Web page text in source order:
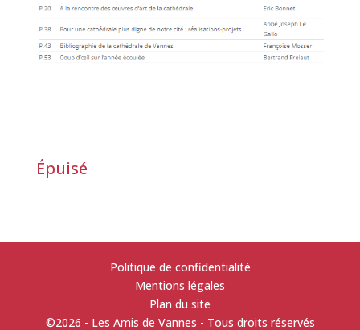
Épuisé
Politique de confidentialité
Mentions légales
Plan du site
©2026 - Les Amis de Vannes - Tous droits réservés